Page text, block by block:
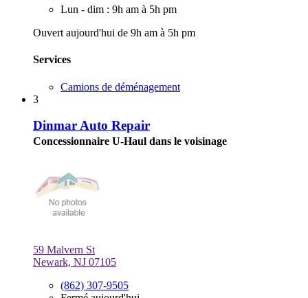
Lun - dim : 9h am à 5h pm
Ouvert aujourd'hui de 9h am à 5h pm
Services
Camions de déménagement
3
Dinmar Auto Repair
Concessionnaire U-Haul dans le voisinage
59 Malvern St
Newark, NJ 07105
(862) 307-9505